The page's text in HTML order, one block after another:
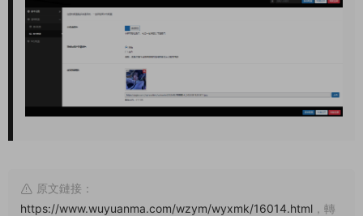
原文鏈接：
https://www.wuyuanma.com/wzym/wyxmk/16014.html ，轉